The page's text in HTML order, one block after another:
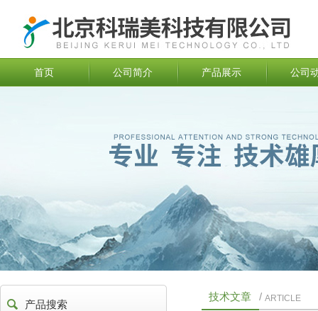
首页 公司简介 产品展示 公司
技术文章 / ARTICLE
产品搜索